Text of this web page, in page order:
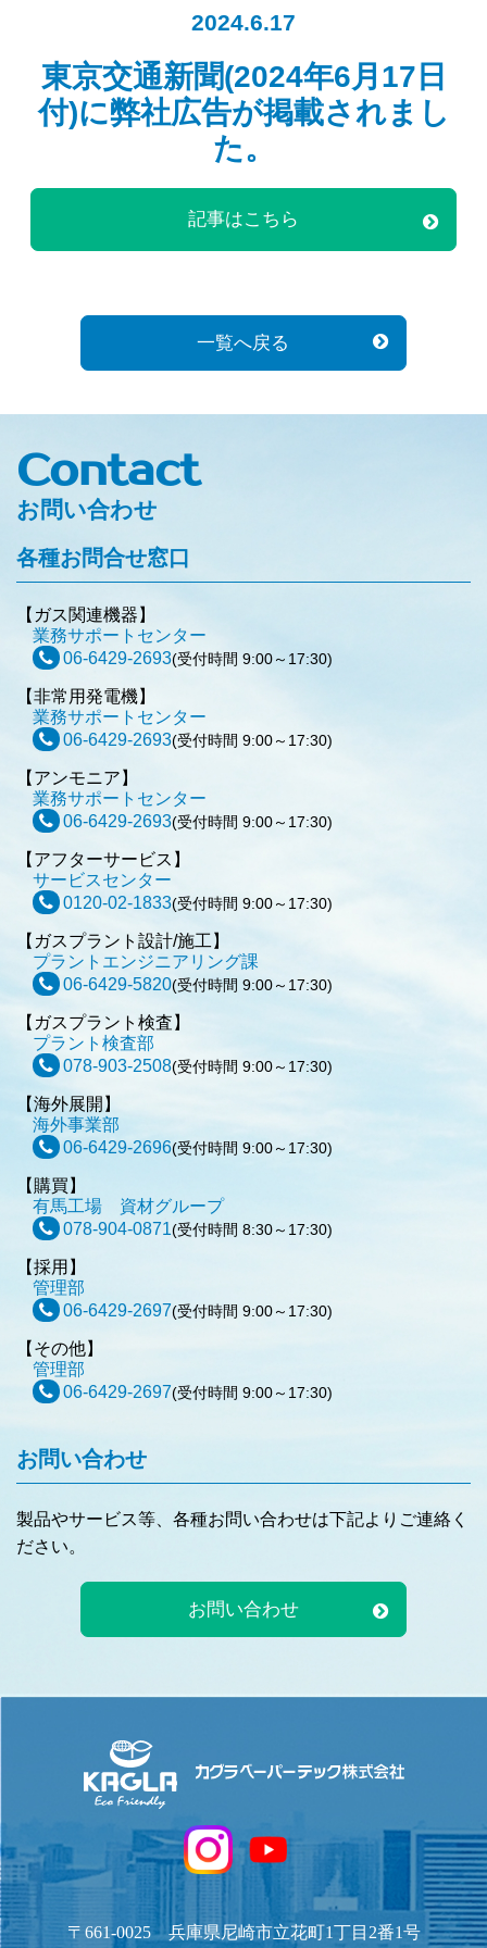
2024.6.17
東京交通新聞(2024年6月17日
付)に弊社広告が掲載されまし
た。
記事はこちら
一覧へ戻る
Contact
お問い合わせ
各種お問合せ窓口
【ガス関連機器】
業務サポートセンター
06-6429-2693(受付時間 9:00～17:30)
【非常用発電機】
業務サポートセンター
06-6429-2693(受付時間 9:00～17:30)
【アンモニア】
業務サポートセンター
06-6429-2693(受付時間 9:00～17:30)
【アフターサービス】
サービスセンター
0120-02-1833(受付時間 9:00～17:30)
【ガスプラント設計/施工】
プラントエンジニアリング課
06-6429-5820(受付時間 9:00～17:30)
【ガスプラント検査】
プラント検査部
078-903-2508(受付時間 9:00～17:30)
【海外展開】
海外事業部
06-6429-2696(受付時間 9:00～17:30)
【購買】
有馬工場 資材グループ
078-904-0871(受付時間 8:30～17:30)
【採用】
管理部
06-6429-2697(受付時間 9:00～17:30)
【その他】
管理部
06-6429-2697(受付時間 9:00～17:30)
お問い合わせ
製品やサービス等、各種お問い合わせは下記よりご連絡く
ださい。
お問い合わせ
〒661-0025 兵庫県尼崎市立花町1丁目2番1号